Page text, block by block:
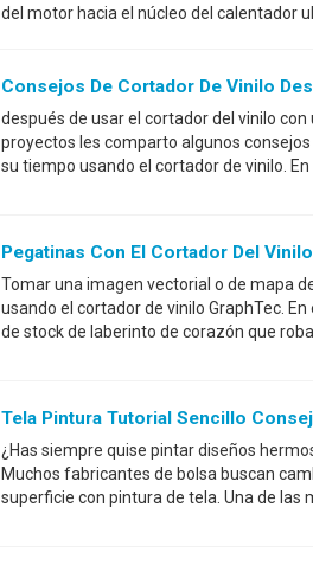
del motor hacia el núcleo del calentador
Consejos De Cortador De Vinilo
después de usar el cortador del vinilo
proyectos les comparto algunos
su tiempo usando el cortador de vinilo.
Pegatinas Con El Cortador Del
Tomar una imagen vectorial o de mapa
usando el cortador de vinilo GraphTec.
de stock de laberinto de corazón que
Tela Pintura Tutorial Sencillo
¿Has siempre quise pintar diseños
Muchos fabricantes de bolsa buscan
superficie con pintura de tela. Una de